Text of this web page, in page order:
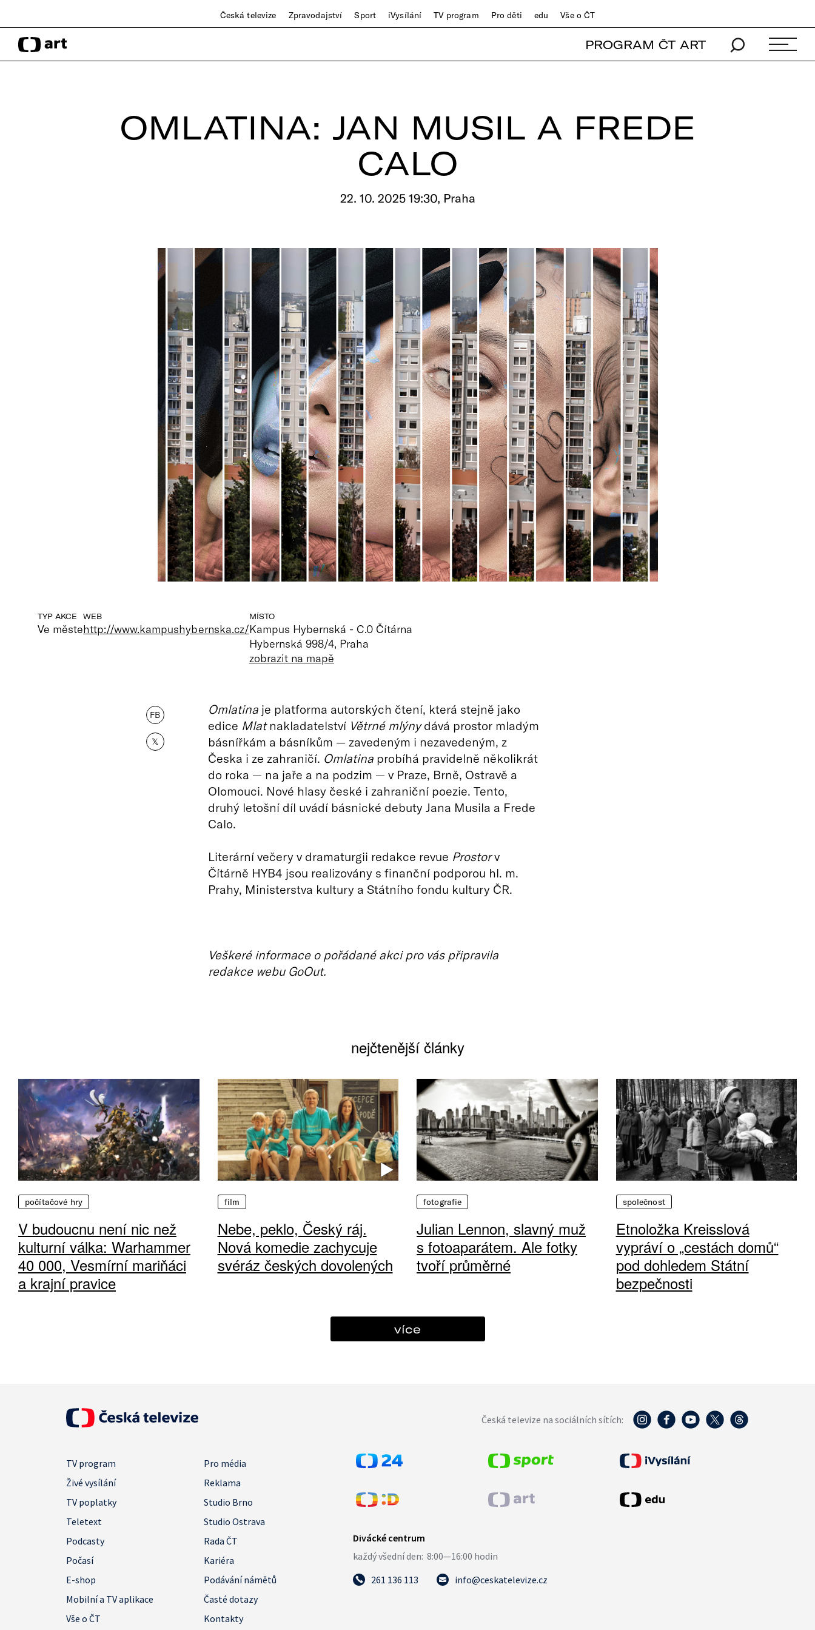
Česká televize Zpravodajství Sport iVysílání TV program Pro děti edu Vše o ČT
PROGRAM ČT ART
OMLATINA: JAN MUSIL A FREDE
CALO
22. 10. 2025 19:30, Praha
TYP AKCE
Ve měste
WEB
http://www.kampushybernska.cz/
MÍSTO
Kampus Hybernská - C.0 Čítárna
Hybernská 998/4, Praha
zobrazit na mapě
FB
𝕏
Omlatinaje platforma autorských čtení, která stejně jako
edice Mlatnakladatelství Větrné mlýnydává prostor mladým
básnířkám a básníkům — zavedeným i nezavedeným, z
Česka i ze zahraničí. Omlatinaprobíhá pravidelně několikrát
do roka — na jaře a na podzim — v Praze, Brně, Ostravě a
Olomouci. Nové hlasy české i zahraniční poezie. Tento,
druhý letošní díl uvádí básnické debuty Jana Musila a Frede
Calo.
Literární večery v dramaturgii redakce revue Prostorv
Čítárně HYB4 jsou realizovány s finanční podporou hl. m.
Prahy, Ministerstva kultury a Státního fondu kultury ČR.
Veškeré informace o pořádané akci pro vás připravila
redakce webu GoOut.
nejčtenější články
počítačové hry
V budoucnu není nic než
kulturní válka: Warhammer
40 000, Vesmírní mariňáci
a krajní pravice
film
Nebe, peklo, Český ráj.
Nová komedie zachycuje
svéráz českých dovolených
fotografie
Julian Lennon, slavný muž
s fotoaparátem. Ale fotky
tvoří průměrné
společnost
Etnoložka Kreisslová
vypráví o „cestách domů“
pod dohledem Státní
bezpečnosti
více
Česká televize na sociálních sítích:
TV program
Pro média
Živé vysílání
Reklama
TV poplatky
Studio Brno
Teletext
Studio Ostrava
Podcasty
Rada ČT
Počasí
Kariéra
E-shop
Podávání námětů
Mobilní a TV aplikace
Časté dotazy
Vše o ČT
Kontakty
261 136 113 info@ceskatelevize.cz